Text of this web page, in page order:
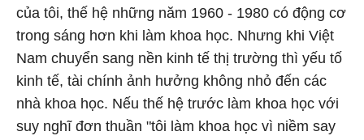
của tôi, thế hệ những năm 1960 - 1980 có động cơ
trong sáng hơn khi làm khoa học. Nhưng khi Việt
Nam chuyển sang nền kinh tế thị trường thì yếu tố
kinh tế, tài chính ảnh hưởng không nhỏ đến các
nhà khoa học. Nếu thế hệ trước làm khoa học với
suy nghĩ đơn thuần "tôi làm khoa học vì niềm say